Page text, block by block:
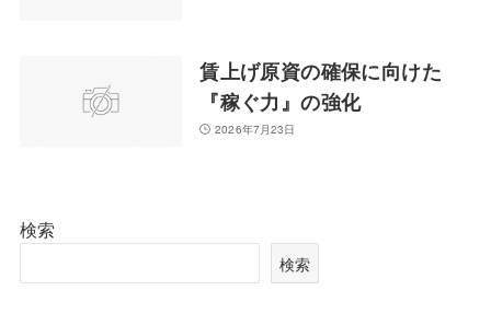
賃上げ原資の確保に向けた
『稼ぐ力』の強化
2026年7月23日
検索
検索